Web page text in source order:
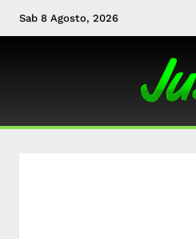
Sab 8 Agosto, 2026